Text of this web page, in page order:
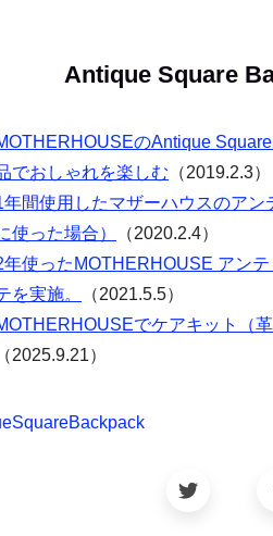
Antique Square
のAntique
でおしゃれを楽しむ （2019.2.3）
年間使用したマザーハウスのア
使った場合）
（2020.2.4）
年使ったMOTHERHOUSE アン
を実施。
（2021.5.5）
でケアキット（
（2025.9.21）